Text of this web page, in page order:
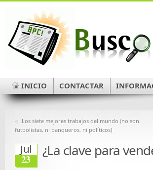
INICIO CONTACTAR
« Los siete mejores trabajos del mundo (no son
futbolistas, ni banqueros, ni políticos)
Jul
23
¿La clave para